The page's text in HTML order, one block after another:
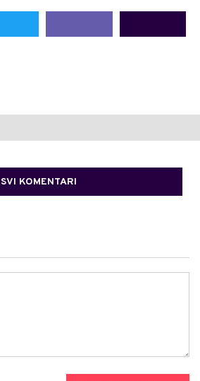
SVI KOMENTARI